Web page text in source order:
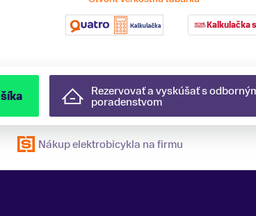
Kalkulačka
Rezervovať a vyskúšať s
poradenstvom
Nákup elektrobicykla na firmu